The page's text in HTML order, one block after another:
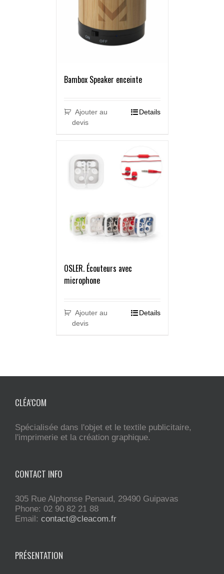
Bambox Speaker enceinte
Ajouter au
devis
Details
OSLER. Écouteurs avec
microphone
Ajouter au
devis
Details
CLÉA’COM
Spécialisée dans l'objet et le textile publicitaire,
l'imprimerie et la création graphique.
CONTACT INFO
305 Rue Alphonse Penaud, 29490 Guipavas
Phone: 02 90 82 21 88
Email: contact@cleacom.fr
PRÉSENTATION